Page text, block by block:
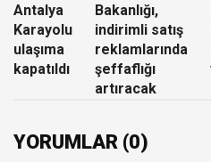
Antalya
Karayolu
ulaşıma
kapatıldı
Bakanlığı,
indirimli satış
reklamlarında
şeffaflığı
artıracak
YORUMLAR (0)